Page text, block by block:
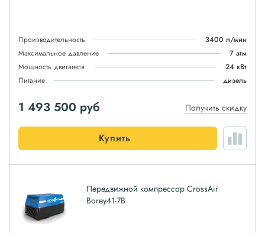
Производительность
3400 л/мин
Максимальное давление
7 атм
Мощность двигателя
24 кВт
Питание
дизель
1 493 500 руб Получить скидку
Купить
Передвижной компрессор CrossAir
Borey41-7B